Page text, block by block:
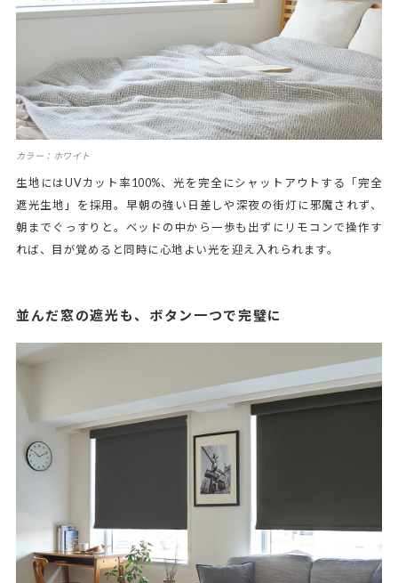
カラー：ホワイト
生地にはUVカット率100%、光を完全にシャットアウトする「完全
遮光生地」を採用。早朝の強い日差しや深夜の街灯に邪魔されず、
朝までぐっすりと。ベッドの中から一歩も出ずにリモコンで操作す
れば、目が覚めると同時に心地よい光を迎え入れられます。
並んだ窓の遮光も、ボタン一つで完璧に